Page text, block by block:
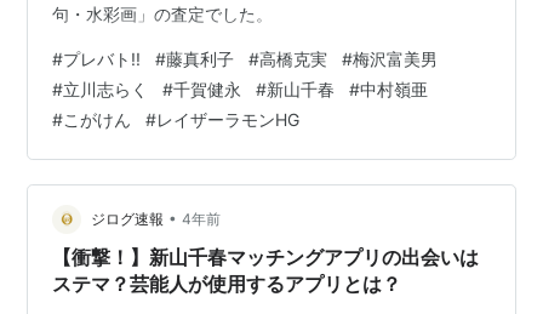
句・水彩画」の査定でした。
#プレバト!! #藤真利子 #高橋克実 #梅沢富美男
#立川志らく #千賀健永 #新山千春 #中村嶺亜
#こがけん #レイザーラモンHG
ジログ速報 • 4年前
【衝撃！】新山千春マッチングアプリの出会いは
ステマ？芸能人が使用するアプリとは？